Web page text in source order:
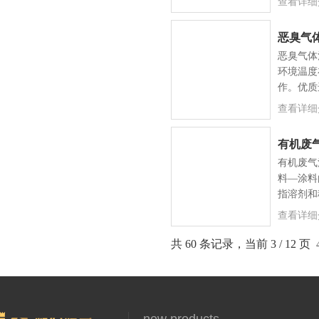
恶臭气
恶臭气
环境温
作。优
查看详
有机废
有机废
料—涂料
指溶剂
查看详
共 60 条记录，当前 3 / 12 页